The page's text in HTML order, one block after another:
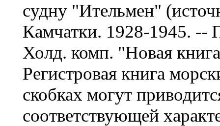
судну "Ительмен"
Камчатки. 1928-1945. --
Холд. комп. "Новая
Регистровая книга
скобках могут
соответствующей